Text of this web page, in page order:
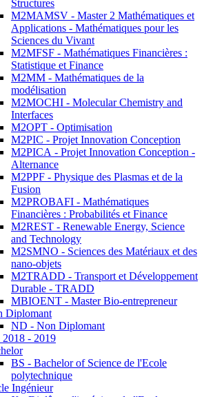
Structures
M2MAMSV - Master 2 Mathématiques et
Applications - Mathématiques pour les
Sciences du Vivant
M2MFSF - Mathématiques Financières :
Statistique et Finance
M2MM - Mathématiques de la
modélisation
M2MOCHI - Molecular Chemistry and
Interfaces
M2OPT - Optimisation
M2PIC - Projet Innovation Conception
M2PICA - Projet Innovation Conception -
Alternance
M2PPF - Physique des Plasmas et de la
Fusion
M2PROBAFI - Mathématiques
Financières : Probabilités et Finance
M2REST - Renewable Energy, Science
and Technology
M2SMNO - Sciences des Matériaux et des
nano-objets
M2TRADD - Transport et Développement
Durable - TRADD
MBIOENT - Master Bio-entrepreneur
Diplomant
ND - Non Diplomant
2018 - 2019
BS - Bachelor of Science de l'Ecole
polytechnique
Ingénieur